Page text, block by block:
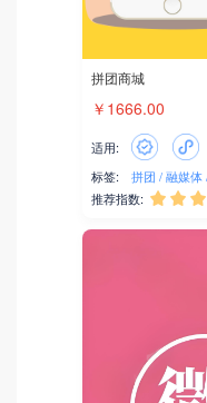
拼团商城
￥1666.00
适用:
标签:
拼团 融媒体
推荐指数:   